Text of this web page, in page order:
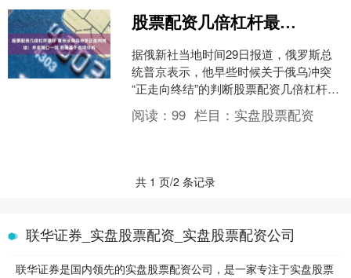
股票配资几倍杠杆最好 普京谈俄乌冲突正走向终结：并非随口一说 而是基于战场分析
据俄新社当地时间29日报道，俄罗斯总
统普京表示，他早些时候关于俄乌冲突
“正走向终结”的判断股票配资几倍杠杆最
好，是基于对战场局势的审慎分析。 报
道称股票配资几倍....
阅读：99 栏目： 实盘股票配资
共 1 页/2 条记录
联华证券_实盘股票配资_实盘股票配资公司
联华证券是国内领先的实盘股票配资公司，是一家专注于实盘股票